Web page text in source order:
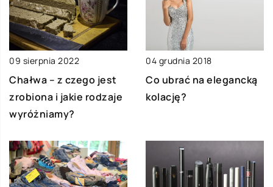
09 sierpnia 2022
Chałwa – z czego jest
zrobiona i jakie rodzaje
wyróżniamy?
04 grudnia 2018
Co ubrać na elegancką
kolację?